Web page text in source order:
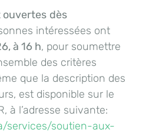
ouvertes dès
intéressées ont
à 16 h, pour soumettre
des critères
que la description des
est disponible sur le
à l’adresse suivante:
services/soutien-aux-